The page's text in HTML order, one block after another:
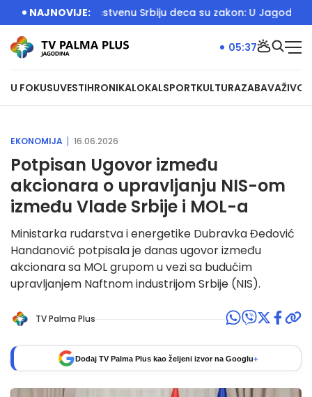
NAJNOVIJE:
Za Jedinstvenu Srbiju deca su zakon: U Jagodini
U FOKUSUVESTIHRONIKALOKALSPORTKULTURAZABAVAŽIVOT
05:37
EKONOMIJA 16.06.2026
Potpisan Ugovor između
akcionara o upravljanju NIS-om
između Vlade Srbije i MOL-a
Ministarka rudarstva i energetike Dubravka Đedović
Handanović potpisala je danas ugovor između
akcionara sa MOL grupom u vezi sa budućim
upravljanjem Naftnom industrijom Srbije (NIS).
TV Palma Plus
Dodaj TV Palma Plus kao željeni izvor na Googlu+